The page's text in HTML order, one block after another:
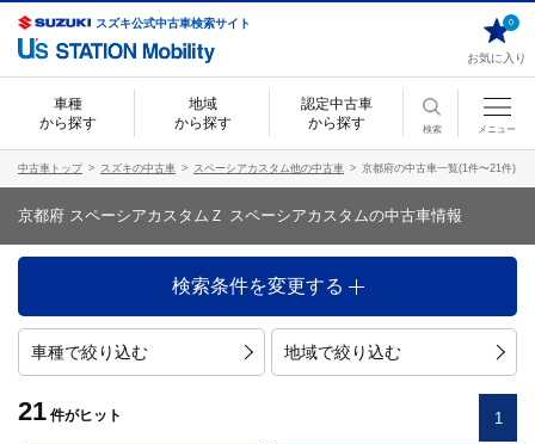
スズキ公式中古車検索サイト
お気に入り
0
車種
から探す
地域
から探す
認定中古車
から探す
検索 メニュー
中古車トップ スズキの中古車 スペーシアカスタム他の中古車 京都府の中古車一覧(1件〜21件)
京都府 スペーシアカスタムＺ スペーシアカスタムの中古車情報
検索条件を変更する
車種で絞り込む 地域で絞り込む
21 件がヒット 1